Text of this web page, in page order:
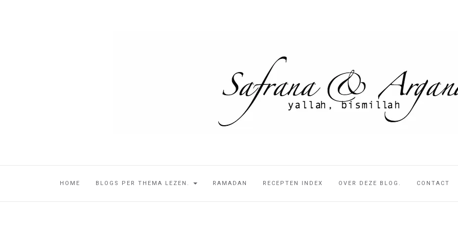
HOME BLOGS PER THEMA LEZEN. RAMADAN RECEPTEN INDEX OVER DEZE BLOG. CONTACT